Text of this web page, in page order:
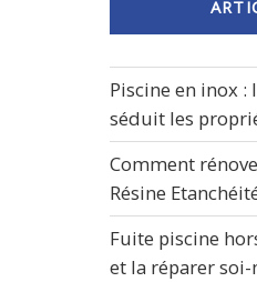
Piscine en inox
séduit les
Comment
Résine
Fuite piscine
et la réparer soi-